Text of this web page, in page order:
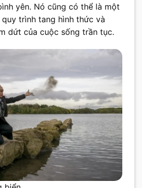
yên. Nó cũng có thể là một
trình tang hình thức và
dứt của cuộc sống trần tục.